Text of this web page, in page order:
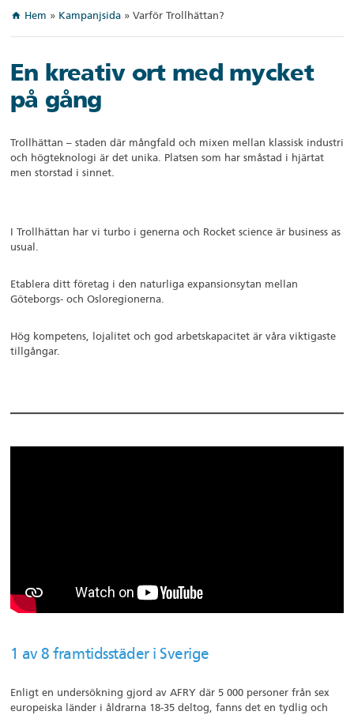
home Hem » Kampanjsida» Varför Trollhättan?
En kreativ ort med mycket
på gång
Trollhättan – staden där mångfald och mixen mellan klassisk industri
och högteknologi är det unika. Platsen som har småstad i hjärtat
men storstad i sinnet.
I Trollhättan har vi turbo i generna och Rocket science är business as
usual.
Etablera ditt företag i den naturliga expansionsytan mellan
Göteborgs- och Osloregionerna.
Hög kompetens, lojalitet och god arbetskapacitet är våra viktigaste
tillgångar.
1 av 8 framtidsstäder i Sverige
Enligt en undersökning gjord av AFRY där 5 000 personer från sex
europeiska länder i åldrarna 18-35 deltog, fanns det en tydlig och